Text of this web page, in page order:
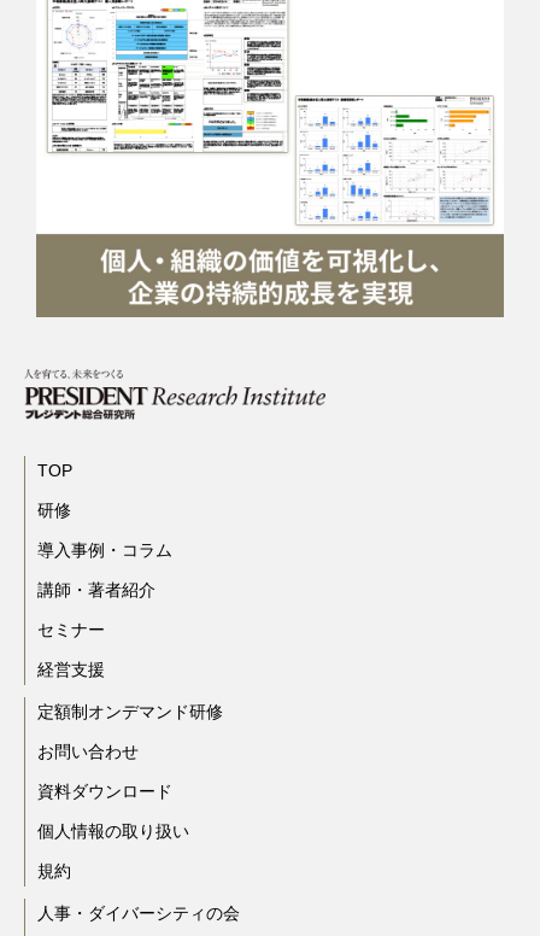
TOP
研修
導入事例・コラム
講師・著者紹介
セミナー
経営支援
定額制オンデマンド研修
お問い合わせ
資料ダウンロード
個人情報の取り扱い
規約
人事・ダイバーシティの会